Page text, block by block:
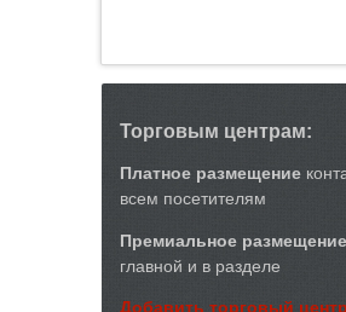
Торговым центрам:
Платное размещение
всем посетителям
Премиальное размещение
главной и в разделе
Добавить торговый центр